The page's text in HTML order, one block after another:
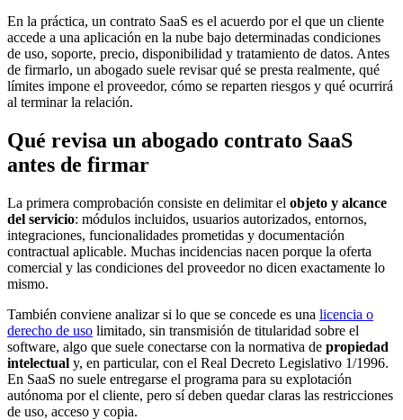
En la práctica, un contrato SaaS es el acuerdo por el que un cliente
accede a una aplicación en la nube bajo determinadas condiciones
de uso, soporte, precio, disponibilidad y tratamiento de datos. Antes
de firmarlo, un abogado suele revisar qué se presta realmente, qué
límites impone el proveedor, cómo se reparten riesgos y qué ocurrirá
al terminar la relación.
Qué revisa un abogado contrato SaaS
antes de firmar
La primera comprobación consiste en delimitar el objeto y alcance
del servicio: módulos incluidos, usuarios autorizados, entornos,
integraciones, funcionalidades prometidas y documentación
contractual aplicable. Muchas incidencias nacen porque la oferta
comercial y las condiciones del proveedor no dicen exactamente lo
mismo.
También conviene analizar si lo que se concede es una licencia o
derecho de uso limitado, sin transmisión de titularidad sobre el
software, algo que suele conectarse con la normativa de propiedad
intelectual y, en particular, con el Real Decreto Legislativo 1/1996.
En SaaS no suele entregarse el programa para su explotación
autónoma por el cliente, pero sí deben quedar claras las restricciones
de uso, acceso y copia.